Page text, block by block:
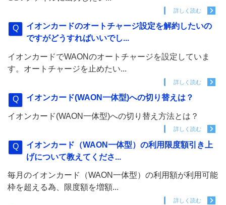
詳しく読む
イオンカードのオートチャージ設定を解約したいの
ですがどうすればいいでし...
イオンカードでWAONのオートチャージを設定していま
す。オートチャージを止めたい...
詳しく読む
イオンカード(WAON一体型)への切り替えは？
イオンカード(WAON一体型)への切り替え方法とは？
詳しく読む
イオンカード（WAON一体型）の利用限度額引き上
げについて教えてくださ...
毎月のイオンカード（WAON一体型）の利用額が利用可能
枠を超える為、限度額を増額...
詳しく読む